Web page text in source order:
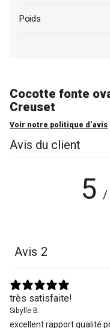
Poids
Cocotte fonte
Creuset
Voir notre politique d’avis
Avis du client
5 /
Avis 2
très satisfaite!
Sibylle B.
excellent rapport qualité